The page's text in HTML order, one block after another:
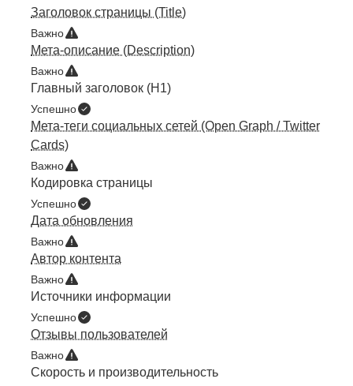
Заголовок страницы (Title)
Важно
Мета-описание (Description)
Важно
Главный заголовок (H1)
Успешно
Мета-теги социальных сетей (Open Graph / Twitter
Cards)
Важно
Кодировка страницы
Успешно
Дата обновления
Важно
Автор контента
Важно
Источники информации
Успешно
Отзывы пользователей
Важно
Скорость и производительность